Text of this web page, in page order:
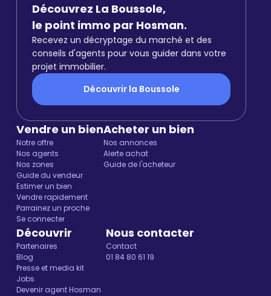
Découvrez La Boussole,
le point immo par Hosman.
Recevez un décryptage du marché et des
conseils d'agents pour vous guider dans votre
projet immobilier.
Découvrir la Boussole
Vendre un bien
Notre offre
Nos agents
Nos zones
Guide du vendeur
Estimer un bien
Vendre rapidement
Parrainez un proche
Se connecter
Acheter un bien
Nos annonces
Alerte achat
Guide de l'acheteur
Découvrir
Partenaires
Blog
Presse et media kit
Jobs
Devenir agent Hosman
Nous contacter
Contact
01 84 80 61 19